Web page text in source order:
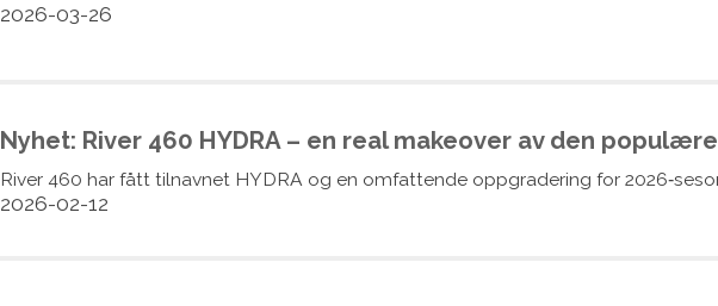
2026-03-26
Nyhet: River 460 HYDRA – en real makeover av den
River 460 har fått tilnavnet HYDRA og en omfattende oppgradering for
2026-02-12